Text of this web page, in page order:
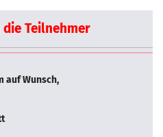
die Teilnehmer
auf Wunsch,